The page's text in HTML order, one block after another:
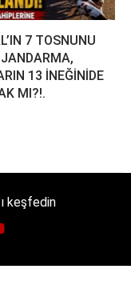
7 TOSNUNU
13 İNEĞİNİDE
MI?!.
keşfedin